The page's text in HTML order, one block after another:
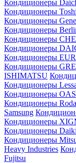
Кондиционеры
Кондиционеры
Кондиционеры
Кондиционеры
Кондиционеры
Кондиционеры
Кондиционеры
Кондиционеры
ISHIMATSU
Кондиционеры
Кондиционеры
Кондиционеры Roda
Samsung
Кондиционеры
Кондиционеры
Кондиционеры
Heavy Industries
Fujitsu